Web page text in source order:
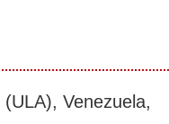
Venezuela,